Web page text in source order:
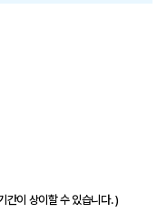
간이 상이할 수 있습니다. )